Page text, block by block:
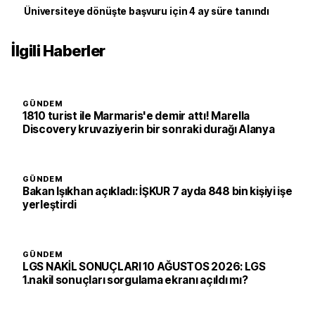
Üniversiteye dönüşte başvuru için 4 ay süre tanındı
İlgili Haberler
GÜNDEM
1810 turist ile Marmaris'e demir attı! Marella
Discovery kruvaziyerin bir sonraki durağı Alanya
GÜNDEM
Bakan Işıkhan açıkladı: İŞKUR 7 ayda 848 bin kişiyi işe
yerleştirdi
GÜNDEM
LGS NAKİL SONUÇLARI 10 AĞUSTOS 2026: LGS
1.nakil sonuçları sorgulama ekranı açıldı mı?